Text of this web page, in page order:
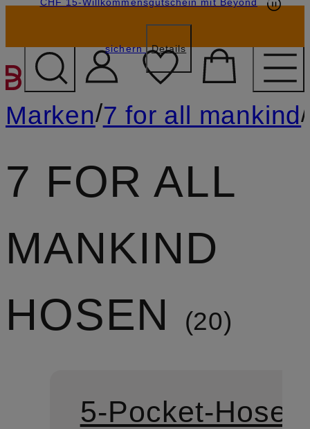
ZUM HAUPTINHALT
sichern Details
Marken/7 for all mankind/
7 FOR ALL
MANKIND
HOSEN
20
5-Pocket-Hosen